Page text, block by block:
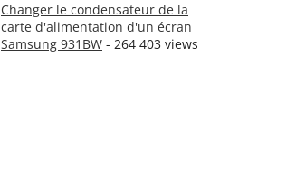
Changer le condensateur de la
carte d'alimentation d'un écran
Samsung 931BW - 264 403 views